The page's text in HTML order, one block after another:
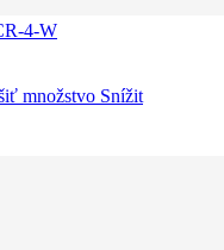
4-W
množstvo Snížit